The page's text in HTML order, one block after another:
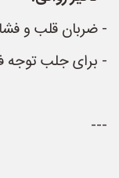
- ضربان قلب و
- برای جلب توجه
---